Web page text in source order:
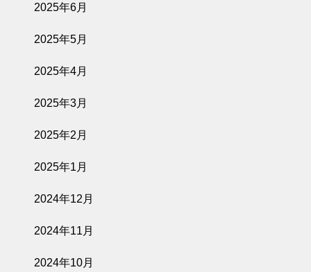
2025年6月
2025年5月
2025年4月
2025年3月
2025年2月
2025年1月
2024年12月
2024年11月
2024年10月